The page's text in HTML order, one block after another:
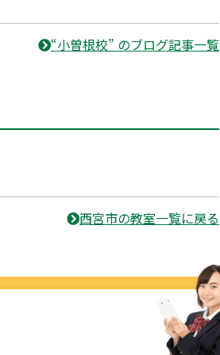
“小曽根校” のブログ記事一覧
西宮市の教室一覧に戻る